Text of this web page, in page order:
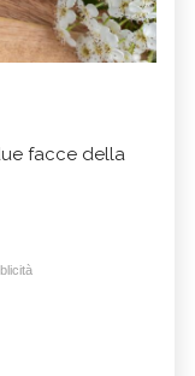
facce della